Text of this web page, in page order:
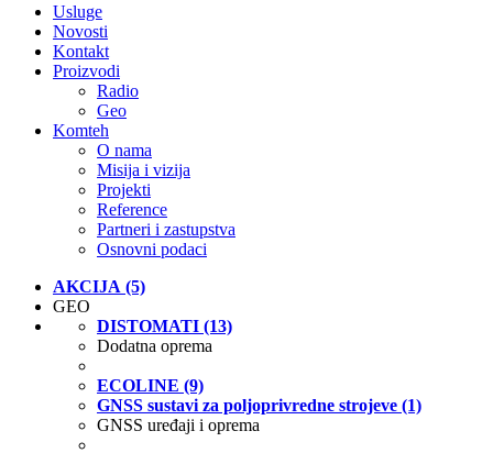
Usluge
Novosti
Kontakt
Proizvodi
Radio
Geo
Komteh
O nama
Misija i vizija
Projekti
Reference
Partneri i zastupstva
Osnovni podaci
AKCIJA (5)
GEO
DISTOMATI (13)
Dodatna oprema
ECOLINE (9)
GNSS sustavi za poljoprivredne strojeve (1)
GNSS uređaji i oprema